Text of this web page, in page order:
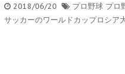
2018/06/20 プロ野球 プロ
サッカーのワールドカップロシア